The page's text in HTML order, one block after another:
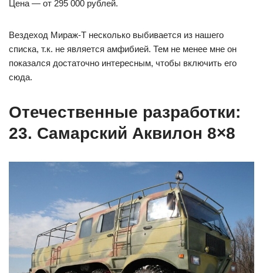
Цена — от 295 000 рублей.
Вездеход Мираж-Т несколько выбивается из нашего
списка, т.к. не является амфибией. Тем не менее мне он
показался достаточно интересным, чтобы включить его
сюда.
Отечественные разработки:
23. Самарский Аквилон 8×8